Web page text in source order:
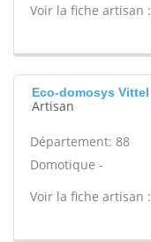
Voir la fiche artisan :
Eco-domosys Vittel
Artisan
Département: 88
Domotique -
Voir la fiche artisan :